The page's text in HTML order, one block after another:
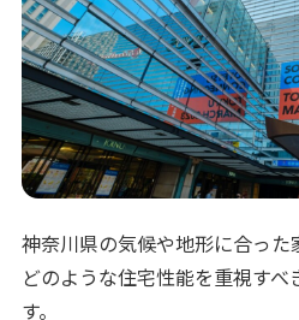
神奈川県の気候や地形に合った
どのような住宅性能を重視す
す。